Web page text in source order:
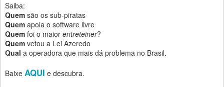
Saiba:
Quem são os sub-piratas
Quem apoia o software livre
Quem foi o maior entreteiner?
Quem vetou a Lei Azeredo
Qual a operadora que mais dá problema no Brasil.
Baixe AQUI e descubra.